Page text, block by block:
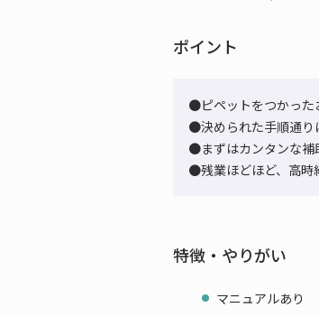
ポイント
●ピペットをつかった
●決められた手順通り
●まずはカンタンな補
●残業ほどほど、高時
特徴・やりがい
マニュアルあり